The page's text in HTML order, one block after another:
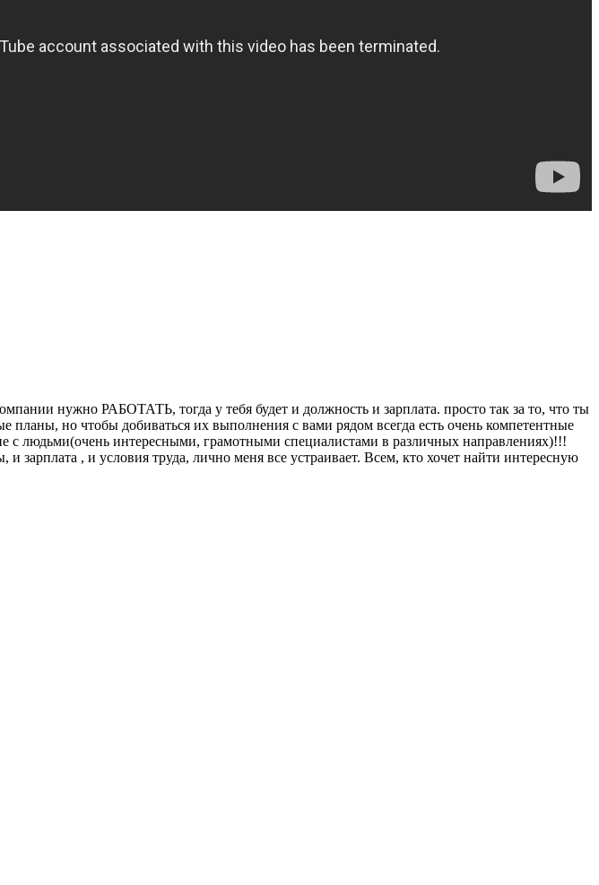
нужно РАБОТАТЬ, тогда у тебя будет и должность и зарплата. просто так за то, что ты
но чтобы добиваться их выполнения с вами рядом всегда есть очень компетентные
людьми(очень интересными, грамотными специалистами в различных направлениях)!!!
зарплата , и условия труда, лично меня все устраивает. Всем, кто хочет найти интересную